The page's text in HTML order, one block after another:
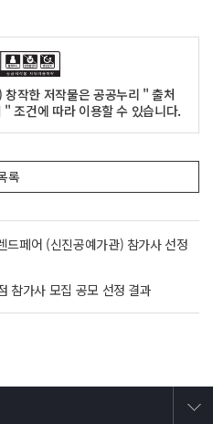
작한 저작물은 공공누리 " 출처
조건에 따라 이용할 수 있습니다.
록
페어 (신진공예가관) 참가사 선정
참가사 모집 공모 선정 결과